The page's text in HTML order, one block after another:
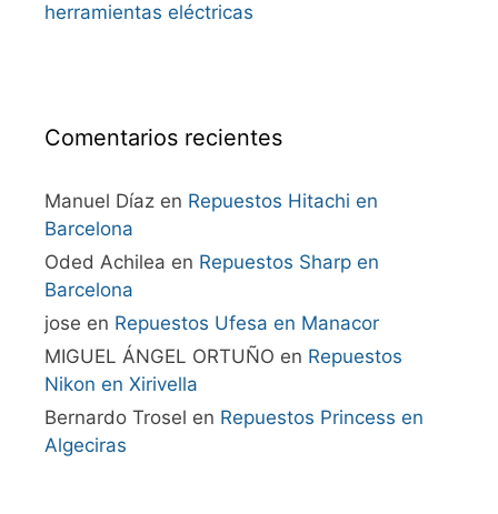
herramientas eléctricas
Comentarios recientes
Manuel Díaz en Repuestos Hitachi en
Barcelona
Oded Achilea en Repuestos Sharp en
Barcelona
jose en Repuestos Ufesa en Manacor
MIGUEL ÁNGEL ORTUÑO en Repuestos
Nikon en Xirivella
Bernardo Trosel en Repuestos Princess en
Algeciras